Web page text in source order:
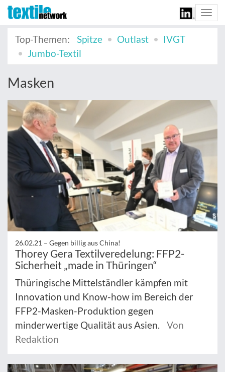
Top-Themen:
Spitze Outlast
IVGT
Jumbo-Textil
Masken
26.02.21 – Gegen billig aus China!
Thorey Gera Textilveredelung: FFP2-
Sicherheit „made in Thüringen“
Thüringische Mittelständler kämpfen mit
Innovation und Know-how im Bereich der
FFP2-Masken-Produktion gegen
minderwertige Qualität aus Asien.
Von
Redaktion